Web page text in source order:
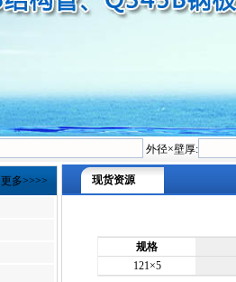
外径×壁厚:
更多>>>> 现货资源
规格
121×5